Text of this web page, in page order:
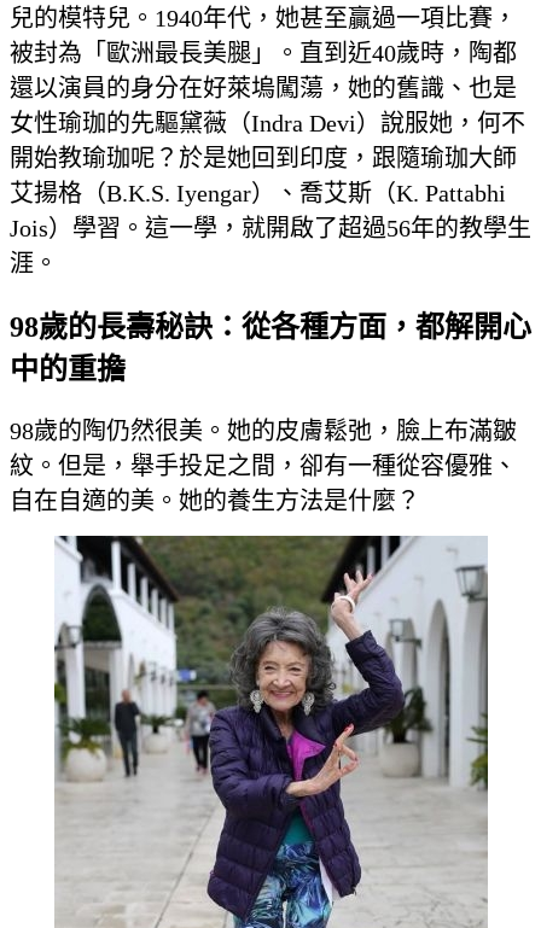
兒的模特兒。1940年代，她甚至贏過一項比賽，
被封為「歐洲最長美腿」。直到近40歲時，陶都
還以演員的身分在好萊塢闖蕩，她的舊識、也是
女性瑜珈的先驅黛薇（Indra Devi）說服她，何不
開始教瑜珈呢？於是她回到印度，跟隨瑜珈大師
艾揚格（B.K.S. Iyengar）、喬艾斯（K. Pattabhi
Jois）學習。這一學，就開啟了超過56年的教學生
涯。
98歲的長壽秘訣：從各種方面，都解開心
中的重擔
98歲的陶仍然很美。她的皮膚鬆弛，臉上布滿皺
紋。但是，舉手投足之間，卻有一種從容優雅、
自在自適的美。她的養生方法是什麼？